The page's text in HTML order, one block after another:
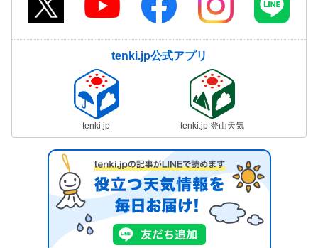
tenki.jp公式アプリ
tenki.jp tenki.jp 登山天気